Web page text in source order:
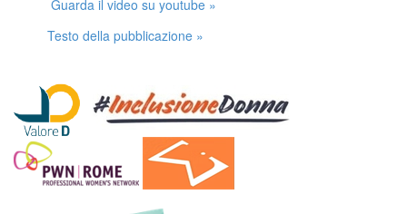
Guarda il video su youtube »
Testo della pubblicazione »